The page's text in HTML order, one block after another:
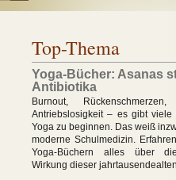
Top-Thema
Yoga-Bücher: Asanas
Antibiotika
Burnout, Rückenschmerzen,
Antriebslosigkeit – es gibt viele
Yoga zu beginnen. Das weiß
moderne Schulmedizin.
Yoga-Büchern alles über
Wirkung dieser